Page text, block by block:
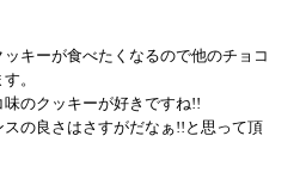
キーが食べたくなるので他のチョコ
。
のクッキーが好きですね!!
の良さはさすがだなぁ!!と思って頂